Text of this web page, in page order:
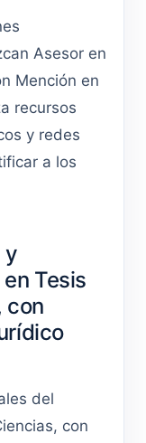
Asesor en
Mención en
recursos
y redes
a los
y
Tesis
con
del
con